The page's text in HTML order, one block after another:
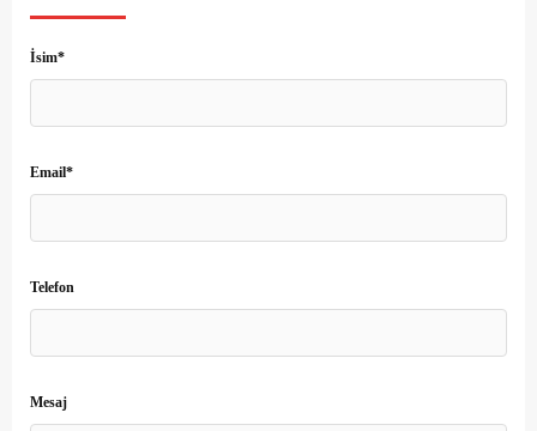
İsim*
Email*
Telefon
Mesaj